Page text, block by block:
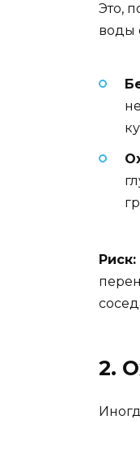
Это,
воды
Риск:
2.